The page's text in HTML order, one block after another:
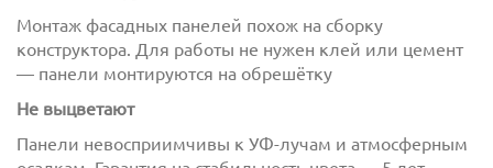
Монтаж фасадных панелей похож на сборку
конструктора. Для работы не нужен клей или цемент
— панели монтируются на обрешётку
Не выцветают
Панели невосприимчивы к УФ-лучам и атмосферным